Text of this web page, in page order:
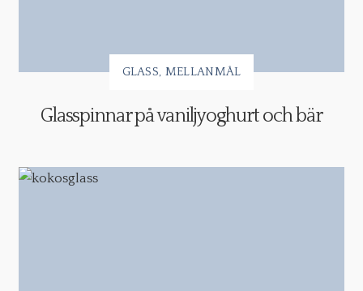
GLASS MELLANMÅL
Glasspinnar på vaniljyoghurt och bär